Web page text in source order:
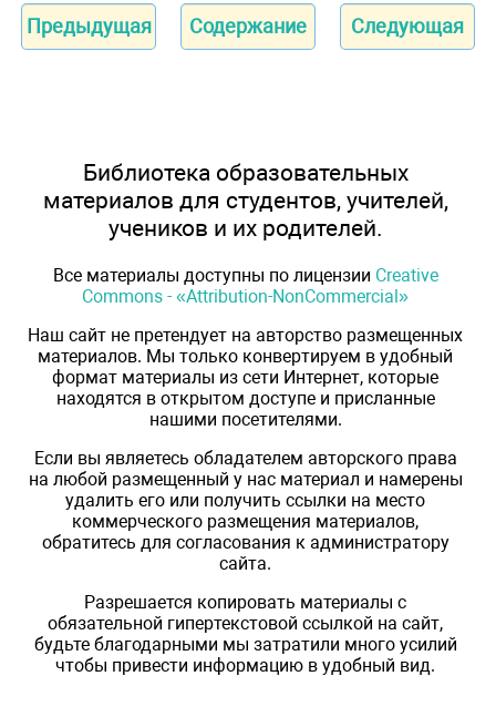
Предыдущая Содержание Следующая
Библиотека образовательных
материалов для студентов, учителей,
учеников и их родителей.
Все материалы доступны по лицензии Creative
Commons - «Attribution-NonCommercial»
Наш сайт не претендует на авторство размещенных
материалов. Мы только конвертируем в удобный
формат материалы из сети Интернет, которые
находятся в открытом доступе и присланные
нашими посетителями.
Если вы являетесь обладателем авторского права
на любой размещенный у нас материал и намерены
удалить его или получить ссылки на место
коммерческого размещения материалов,
обратитесь для согласования к администратору
сайта.
Разрешается копировать материалы с
обязательной гипертекстовой ссылкой на сайт,
будьте благодарными мы затратили много усилий
чтобы привести информацию в удобный вид.